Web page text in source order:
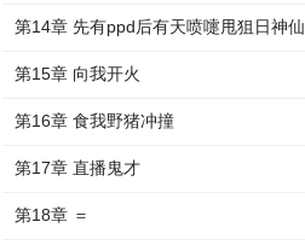
第14章 先有ppd后有天喷嚏甩狙日神仙
第15章 向我开火
第16章 食我野猪冲撞
第17章 直播鬼才
第18章 ＝